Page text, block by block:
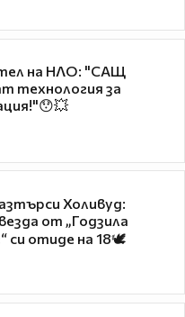
на НЛО: "САЩ
технология за
Холивуд:
от „Годзила
си отиде на 18🕊️